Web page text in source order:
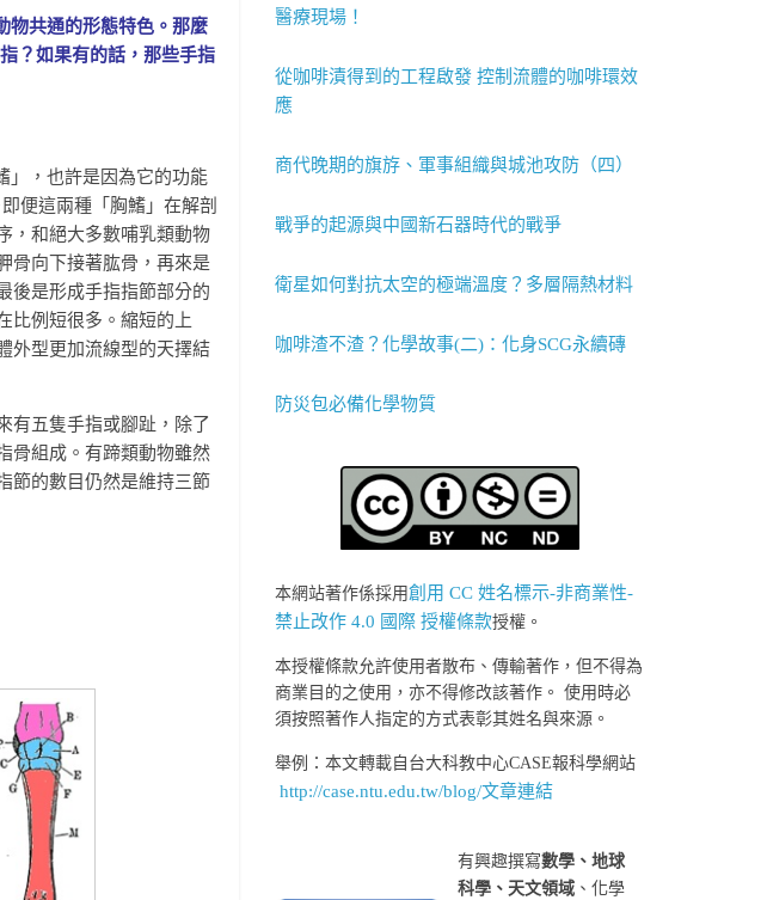
物共通的形態特色。那麼
？如果有的話，那些手指
」，也許是因為它的功能
便這兩種「胸鰭」在解剖
，和絕大多數哺乳類動物
骨向下接著肱骨，再來是
後是形成手指指節部分的
比例短很多。縮短的上
外型更加流線型的天擇結
有五隻手指或腳趾，除了
骨組成。有蹄類動物雖然
節的數目仍然是維持三節
醫療現場！
從咖啡漬得到的工程啟發 控制流體的咖啡環效
應
商代晚期的旗斿、軍事組織與城池攻防（四）
戰爭的起源與中國新石器時代的戰爭
衛星如何對抗太空的極端溫度？多層隔熱材料
咖啡渣不渣？化學故事(二)：化身SCG永續磚
防災包必備化學物質
本網站著作係採用創用 CC 姓名標示-非商業性-
禁止改作 4.0 國際 授權條款授權。
本授權條款允許使用者散布、傳輸著作，但不得為
商業目的之使用，亦不得修改該著作。 使用時必
須按照著作人指定的方式表彰其姓名與來源。
舉例：本文轉載自台大科教中心CASE報科學網站
http://case.ntu.edu.tw/blog/文章連結
有興趣撰寫數學、地球
科學、天文領域 、化學